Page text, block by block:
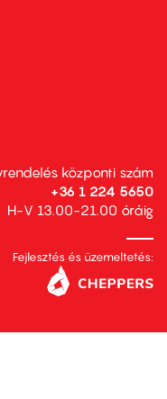
központi szám
+36 1 224 5650
H-V 13.00-21.00 óráig
Fejlesztés és üzemeltetés: